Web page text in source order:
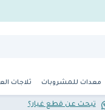
معدات للمشروبات ثلاجات
تبحث عن قطع غيار؟